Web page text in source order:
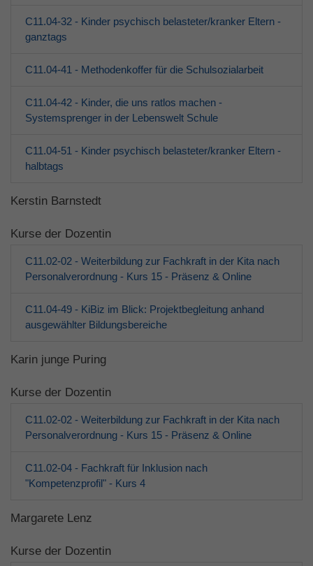
C11.04-32 - Kinder psychisch belasteter/kranker Eltern -
ganztags
C11.04-41 - Methodenkoffer für die Schulsozialarbeit
C11.04-42 - Kinder, die uns ratlos machen -
Systemsprenger in der Lebenswelt Schule
C11.04-51 - Kinder psychisch belasteter/kranker Eltern -
halbtags
Kerstin Barnstedt
Kurse der Dozentin
C11.02-02 - Weiterbildung zur Fachkraft in der Kita nach
Personalverordnung - Kurs 15 - Präsenz & Online
C11.04-49 - KiBiz im Blick: Projektbegleitung anhand
ausgewählter Bildungsbereiche
Karin junge Puring
Kurse der Dozentin
C11.02-02 - Weiterbildung zur Fachkraft in der Kita nach
Personalverordnung - Kurs 15 - Präsenz & Online
C11.02-04 - Fachkraft für Inklusion nach
"Kompetenzprofil" - Kurs 4
Margarete Lenz
Kurse der Dozentin